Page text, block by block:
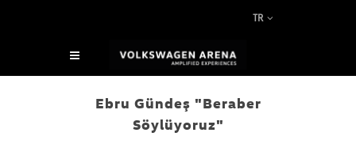
TR
Ebru Gündeş "Beraber
Söylüyoruz"